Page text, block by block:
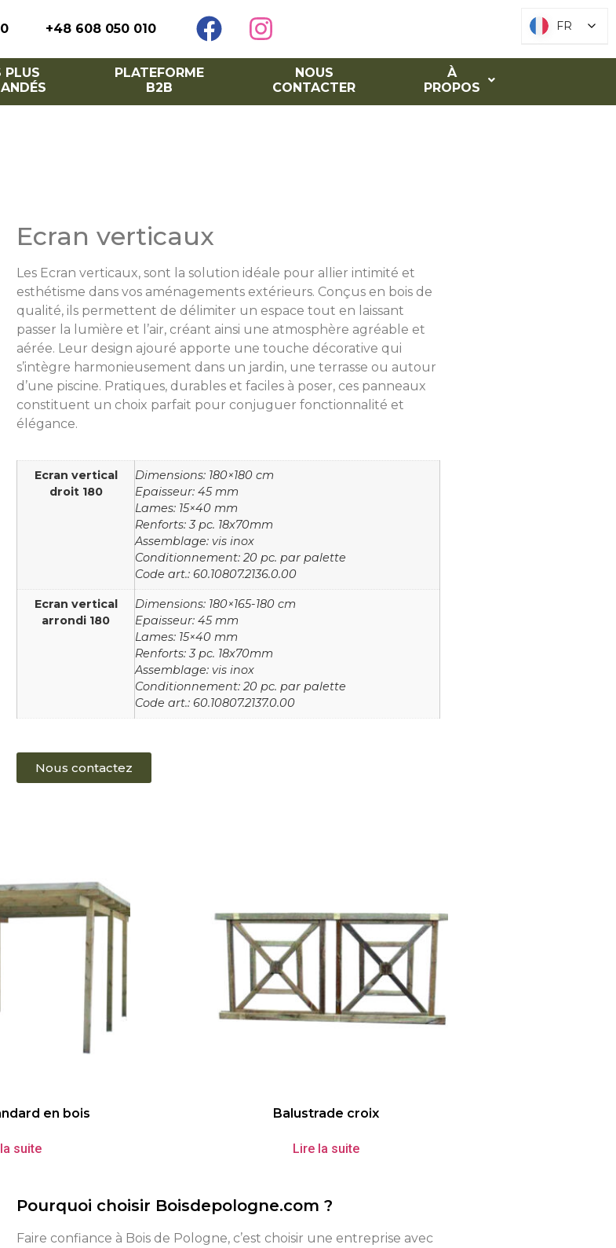
+48 608 050 010
PLUS
PLATEFORME
B2B
NOUS
CONTACTER
À
PROPOS
Ecran verticaux
Les Ecran verticaux, sont la solution idéale pour allier intimité et
esthétisme dans vos aménagements extérieurs. Conçus en bois de
qualité, ils permettent de délimiter un espace tout en laissant
passer la lumière et l’air, créant ainsi une atmosphère agréable et
aérée. Leur design ajouré apporte une touche décorative qui
s’intègre harmonieusement dans un jardin, une terrasse ou autour
d’une piscine. Pratiques, durables et faciles à poser, ces panneaux
constituent un choix parfait pour conjuguer fonctionnalité et
élégance.
Ecran vertical
droit 180
Dimensions: 180×180 cm
Epaisseur: 45 mm
Lames: 15×40 mm
Renforts: 3 pc. 18x70mm
Assemblage: vis inox
Conditionnement: 20 pc. par palette
Code art.: 60.10807.2136.0.00
Ecran vertical
arrondi 180
Dimensions: 180×165-180 cm
Epaisseur: 45 mm
Lames: 15×40 mm
Renforts: 3 pc. 18x70mm
Assemblage: vis inox
Conditionnement: 20 pc. par palette
Code art.: 60.10807.2137.0.00
Nous contactez
en bois
suite
Balustrade croix
Lire la suite
Pourquoi choisir Boisdepologne.com ?
Faire confiance à Bois de Pologne, c’est choisir une entreprise avec
FR
FR